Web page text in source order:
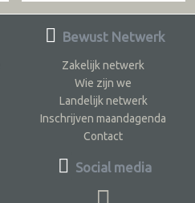
Bewust Netwerk
Zakelijk netwerk
Wie zijn we
Landelijk netwerk
Inschrijven maandagenda
Contact
Social media